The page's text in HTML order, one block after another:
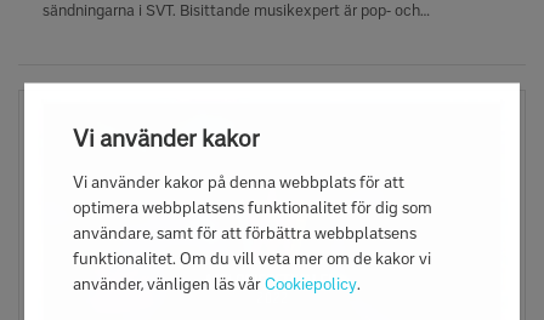
Vi använder kakor
Vi använder kakor på denna webbplats för att
optimera webbplatsens funktionalitet för dig som
användare, samt för att förbättra webbplatsens
funktionalitet. Om du vill veta mer om de kakor vi
använder, vänligen läs vårCookiepolicy.
sändningarna i SVT. Bisittande musikexpert är pop- och